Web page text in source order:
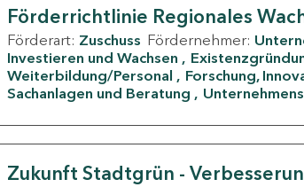
Förderrichtlinie Regionales
Förderart: Zuschuss Fördernehmer:
Investieren und Wachsen
Weiterbildung/Personal
Forschung,
Sachanlagen und Beratung
Zukunft Stadtgrün -